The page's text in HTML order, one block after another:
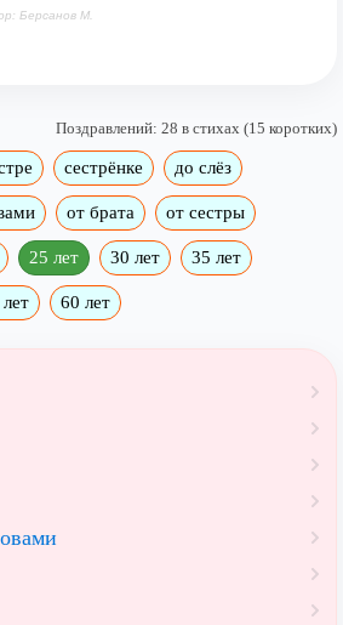
Берсанов М.
Поздравлений: 28 в стихах (15 коротких)
сестрёнке до слёз
от брата от сестры
25 лет 30 лет 35 лет
60 лет